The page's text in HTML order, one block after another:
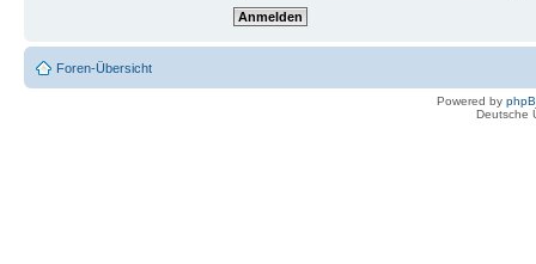
Foren-Übersicht
Powered by
Deutsche